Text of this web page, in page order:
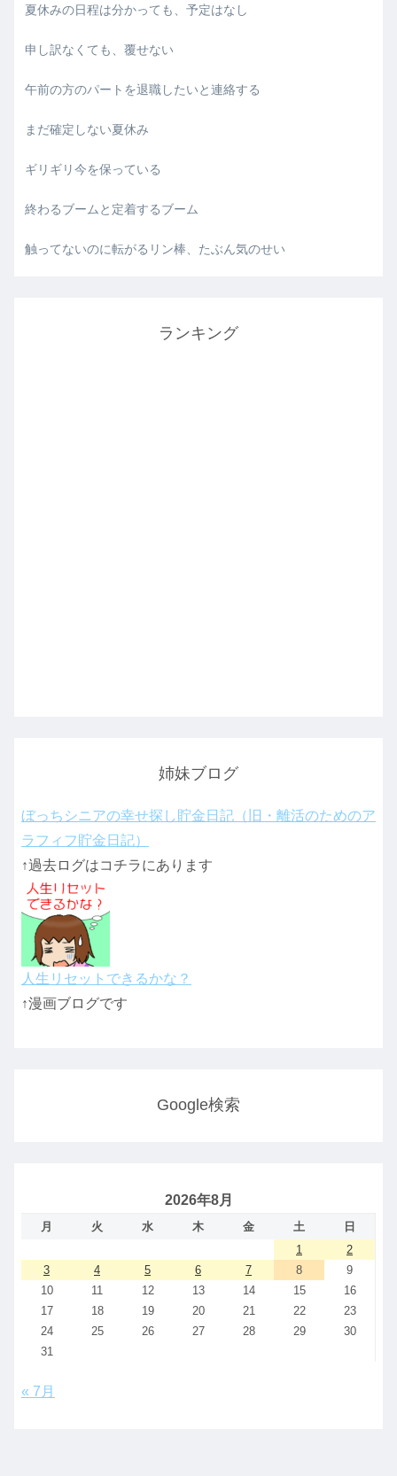
夏休みの日程は分かっても、予定はなし
申し訳なくても、覆せない
午前の方のパートを退職したいと連絡する
まだ確定しない夏休み
ギリギリ今を保っている
終わるブームと定着するブーム
触ってないのに転がるリン棒、たぶん気のせい
ランキング
姉妹ブログ
ぼっちシニアの幸せ探し貯金日記（旧・離活のためのア
ラフィフ貯金日記）
↑過去ログはコチラにあります
人生リセットできるかな？
↑漫画ブログです
Google検索
2026年8月
月 火 水 木 金 土
日
1
2
3
4 5 6 7 8
9
10
11 12 13 14 15
16
17
18 19 20 21 22
23
24
25 26 27 28 29
30
31
« 7月